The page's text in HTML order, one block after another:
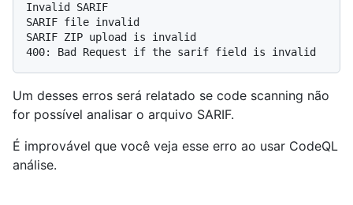
Invalid SARIF
SARIF file invalid
SARIF ZIP upload is invalid
Um desses erros será relatado se code scanning não
for possível analisar o arquivo SARIF.
É improvável que você veja esse erro ao usar CodeQL
análise.